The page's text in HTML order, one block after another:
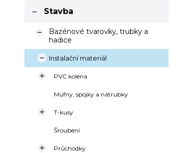
Stavba

Bazénové tvarovky, trubky a
hadice

Instalační materiál

PVC kolena

Mufny, spojky a nátrubky
T-kusy

Šroubení
Průchodky
